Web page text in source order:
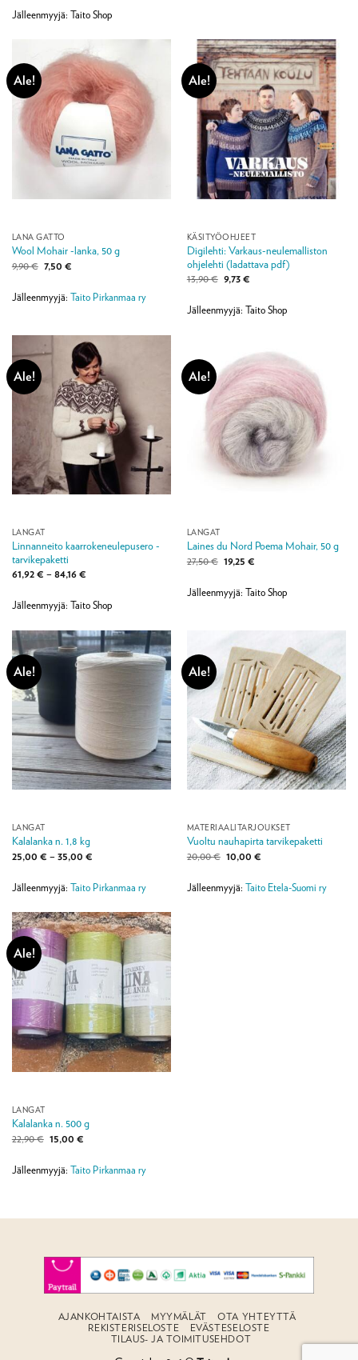
13,90 €.9,73 €.
Jälleenmyyjä: Taito Shop
Ale!
LANA GATTO
Wool Mohair -lanka, 50 g
9,90€ Alkuperäinen
hinta
9,90 €.
7,50 €Nykyinen
7,50 €.
Jälleenmyyjä: Taito Pirkanmaa ry
Ale!
KÄSITYÖOHJEET
Digilehti: Varkaus-neulemalliston
ohjelehti (ladattava pdf)
13,90€ Alkuperäinen
hinta
13,90 €.
9,73€Nykyinen
9,73 €.
Jälleenmyyjä: Taito Shop
Ale!
LANGAT
Linnanneito kaarrokeneulepusero -
tarvikepaketti
61,92€ – 84,16€Hintaluokka:
84,16 €
Jälleenmyyjä: Taito Shop
Ale!
LANGAT
Laines du Nord Poema Mohair, 50 g
27,50€ Alkuperäinen
hinta
27,50 €.
19,25 €Nykyinen
19,25 €.
Jälleenmyyjä: Taito Shop
Ale!
LANGAT
Kalalanka n. 1,8 kg
25,00 € – 35,00 €Hintaluokka:
35,00 €
Jälleenmyyjä: Taito Pirkanmaa ry
Ale!
MATERIAALITARJOUKSET
Vuoltu nauhapirta tarvikepaketti
20,00€ Alkuperäinen
hinta
20,00 €.
10,00 €Nykyinen
10,00 €.
Jälleenmyyjä: Taito Etela-Suomi ry
Ale!
LANGAT
Kalalanka n. 500 g
22,90€ Alkuperäinen
hinta
22,90 €.
15,00 €Nykyinen
15,00 €.
Jälleenmyyjä: Taito Pirkanmaa ry
AJANKOHTAISTA MYYMÄLÄT
OTA YHTEYTTÄ
REKISTERISELOSTE
EVÄSTESELOSTE
TILAUS- JA TOIMITUSEHDOT